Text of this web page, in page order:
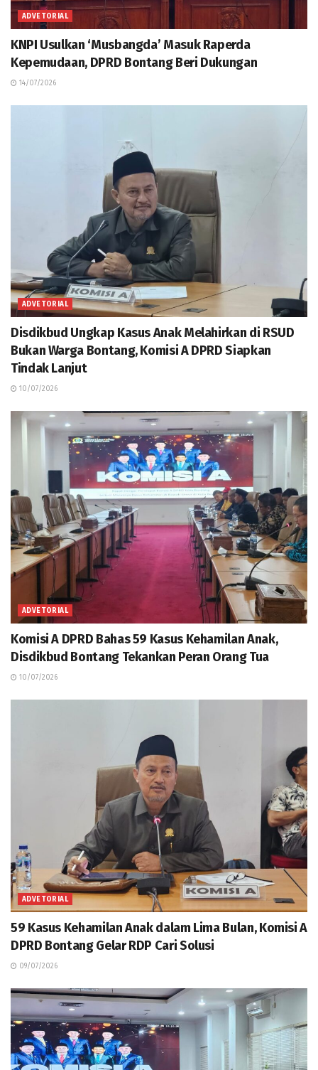
ADVETORIAL
KNPI Usulkan ‘Musbangda’ Masuk Raperda
Kepemudaan, DPRD Bontang Beri Dukungan
14/07/2026
ADVETORIAL
Disdikbud Ungkap Kasus Anak Melahirkan di RSUD
Bukan Warga Bontang, Komisi A DPRD Siapkan
Tindak Lanjut
10/07/2026
ADVETORIAL
Komisi A DPRD Bahas 59 Kasus Kehamilan Anak,
Disdikbud Bontang Tekankan Peran Orang Tua
10/07/2026
ADVETORIAL
59 Kasus Kehamilan Anak dalam Lima Bulan, Komisi A
DPRD Bontang Gelar RDP Cari Solusi
09/07/2026